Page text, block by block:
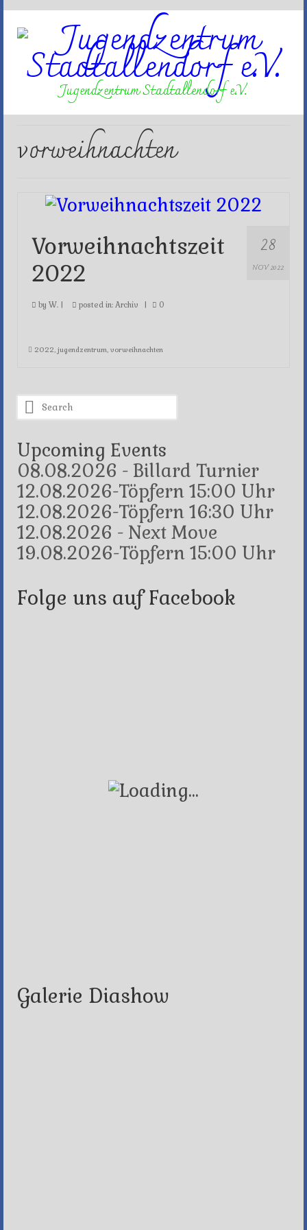
Jugendzentrum Stadtallendorf e.V.
vorweihnachten
28
NOV 2022
Vorweihnachtszeit
2022
by W. | posted in: Archiv | 0
2022 jugendzentrum vorweihnachten
Search
for:
Upcoming Events
08.08.2026 - Billard Turnier
12.08.2026-Töpfern 15:00 Uhr
12.08.2026-Töpfern 16:30 Uhr
12.08.2026 - Next Move
19.08.2026-Töpfern 15:00 Uhr
Folge uns auf Facebook
Galerie Diashow